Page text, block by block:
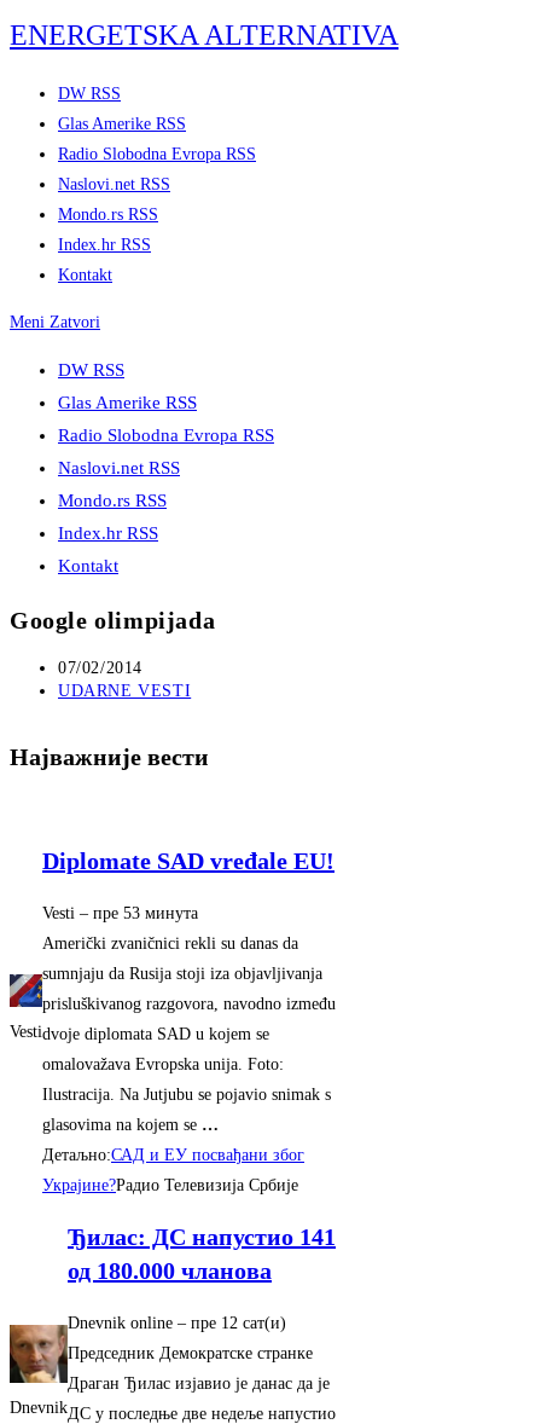
Skip
to
ENERGETSKA ALTERNATIVA
DW RSS
Glas Amerike RSS
Radio Slobodna Evropa RSS
Naslovi.net RSS
Mondo.rs RSS
Index.hr RSS
Kontakt
Meni Zatvori
DW RSS
Glas Amerike RSS
Radio Slobodna Evropa RSS
Naslovi.net RSS
Mondo.rs RSS
Index.hr RSS
Kontakt
Google olimpijada
Post
published:
07/02/2014
Post
UDARNE VESTI
Најважније вести
Vesti
Diplomate SAD vređale EU!
Vesti – ‎пре 53 минута‎
Američki zvaničnici rekli su danas da
sumnjaju da Rusija stoji iza objavljivanja
prisluškivanog razgovora, navodno između
dvoje diplomata SAD u kojem se
omalovažava Evropska unija. Foto:
Ilustracija. Na Jutjubu se pojavio snimak s
glasovima na kojem se …
Детаљно:САД и ЕУ посвађани због
Украјине?Радио Телевизија Србије
Dnevnik
Ђилас: ДС напустио 141
од 180.000 чланова
Dnevnik online – ‎пре 12 сат(и)‎
Председник Демократске странке
Драган Ђилас изјавио је данас да је
ДС у последње две недеље напустио